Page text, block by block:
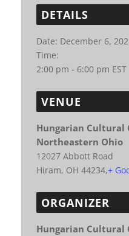
DETAILS
Date: December 6,
Time:
2:00 pm - 6:00 pm EST
VENUE
Hungarian Cultural
Northeastern Ohio
12027 Abbott Road
Hiram, OH 44234,+
ORGANIZER
Hungarian Cultural